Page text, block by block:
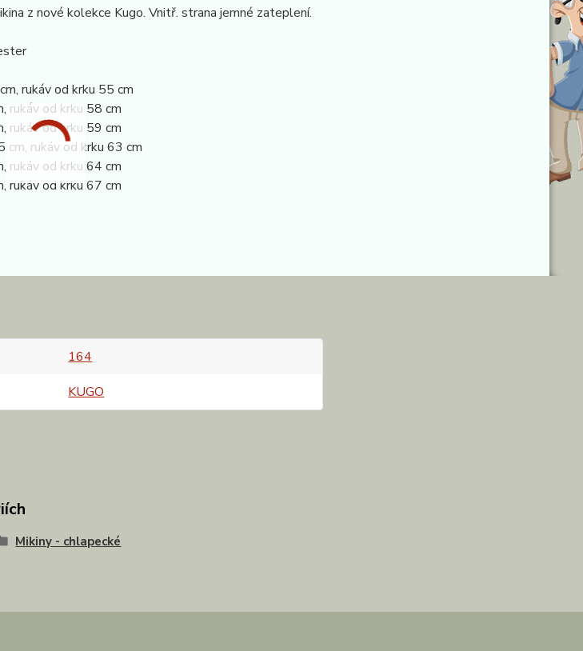
z nové kolekce Kugo. Vnitř. strana jemné zateplení.
rukáv od krku 55 cm
rukáv od krku 58 cm
rukáv od krku 59 cm
rukáv od krku 63 cm
rukáv od krku 64 cm
rukáv od krku 67 cm
164
KUGO
Mikiny - chlapecké